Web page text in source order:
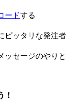
ードする
ピッタリな発注者
セージのやりと
！